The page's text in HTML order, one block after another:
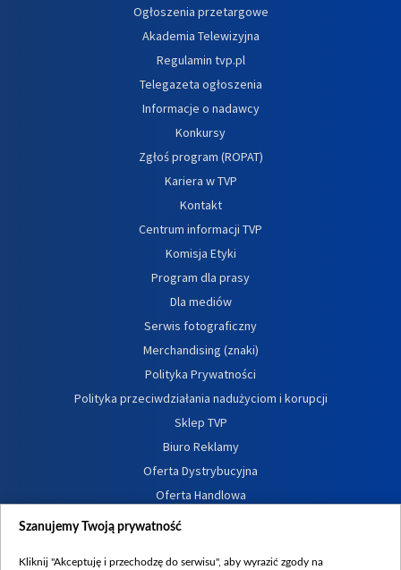
Ogłoszenia przetargowe
Akademia Telewizyjna
Regulamin tvp.pl
Telegazeta ogłoszenia
Informacje o nadawcy
Konkursy
Zgłoś program (ROPAT)
Kariera w TVP
Kontakt
Centrum informacji TVP
Komisja Etyki
Program dla prasy
Dla mediów
Serwis fotograficzny
Merchandising (znaki)
Polityka Prywatności
Polityka przeciwdziałania nadużyciom i korupcji
Sklep TVP
Biuro Reklamy
Oferta Dystrybucyjna
Oferta Handlowa
Dostępność
Szanujemy Twoją prywatność
Kliknij "Akceptuję i przechodzę do serwisu", aby wyrazić zgody na